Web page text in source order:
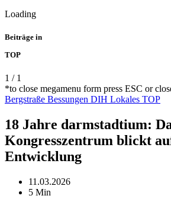
Loading
Beiträge in
TOP
1 / 1
*to close megamenu form press ESC or
Bergstraße Bessungen DIH Lokales TOP
18 Jahre darmstadtium:
Kongresszentrum blickt
Entwicklung
11.03.2026
5 Min